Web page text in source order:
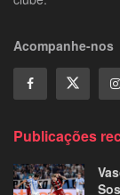
Acompanhe-nos
Publicações